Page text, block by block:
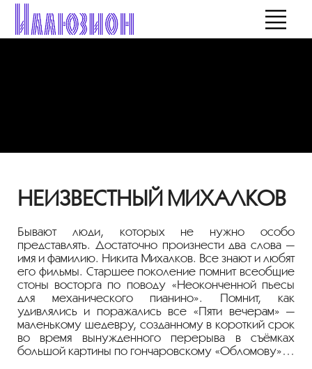
НЕИЗВЕСТНЫЙ МИХАЛКОВ
Бывают люди, которых не нужно особо
представлять. Достаточно произнести два слова —
имя и фамилию. Никита Михалков. Все знают и любят
его фильмы. Старшее поколение помнит всеобщие
стоны восторга по поводу «Неоконченной пьесы
для механического пианино». Помнит, как
удивлялись и поражались все «Пяти вечерам» —
маленькому шедевру, созданному в короткий срок
во время вынужденного перерыва в съёмках
большой картины по гончаровскому «Обломову»…